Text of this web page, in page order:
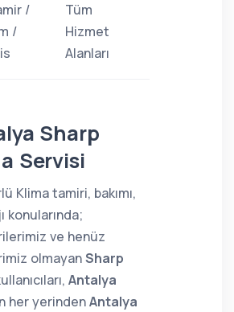
/
/
Tüm
Hizmet
Alanları
Sharp
Servisi
Klima tamiri, bakımı,
konularında;
ve henüz
olmayanSharp
Antalya
her yerindenAntalya